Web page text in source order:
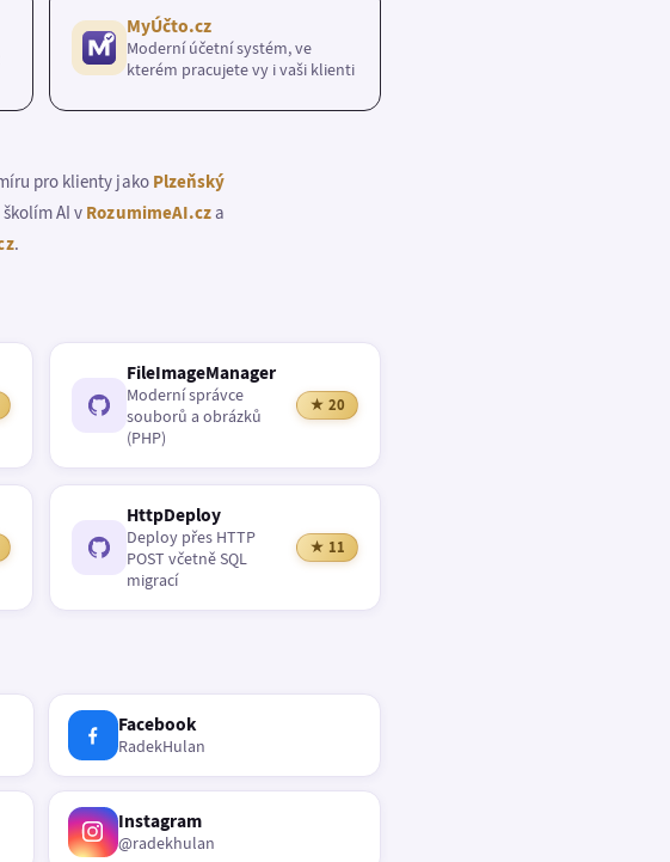
MyÚčto.cz
Moderní účetní systém, ve
kterém pracujete vy i vaši klienti
pro klienty jako Plzeňský
AI v RozumimeAI.cza
.
FileImageManager
Moderní správce
souborů a obrázků
(PHP)
★ 20
HttpDeploy
Deploy přes HTTP
POST včetně SQL
migrací
★ 11
Facebook
RadekHulan
Instagram
@radekhulan